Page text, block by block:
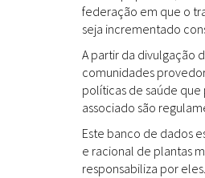
federação em que o
seja incrementado
A partir da divulgação
comunidades
políticas de saúde
associado são
Este banco de dados
e racional de plantas
responsabiliza por